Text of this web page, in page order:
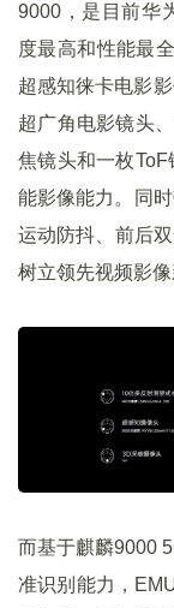
9000，是目前华
度最高和性能最
超感知徕卡电影
超广角电影镜头
焦镜头和一枚
能影像能力。同
运动防抖、前后
树立领先视频影像
而基于麒麟9000
准识别能力，